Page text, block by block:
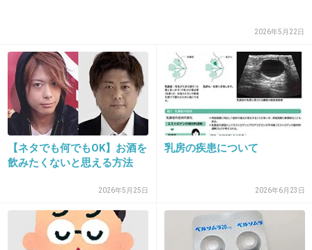
31. 匿名2019/05/31(金) 08:20:49
>>22
具合悪くて事後申請で有給取ろうとしたら病院
の領収書ないと受け付けられませんとか本当や
めてほしい。子供じゃないんだからズル休みな
んかしないって
2026年5月22日
【ネタでも何でもOK】お酒を
飲みたくないと思える方法
2026年5月25日
乳房の疾患について
2026年6月23日